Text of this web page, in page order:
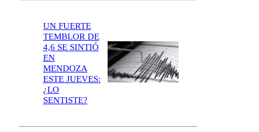
UN FUERTE
TEMBLOR DE
4,6 SE SINTIÓ
EN
MENDOZA
ESTE JUEVES:
¿LO
SENTISTE?